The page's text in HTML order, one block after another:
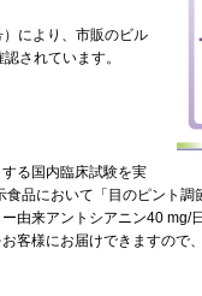
により、市販のビル
されています。
る国内臨床試験を実
品において「目のピント調
由来アントシアニン40 mg/日
客様にお届けできますので